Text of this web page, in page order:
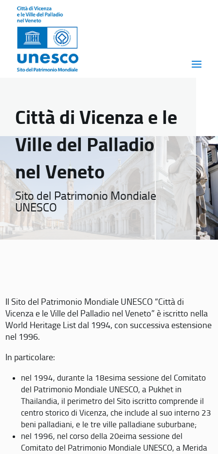
Città di Vicenza e le
Ville del Palladio
nel Veneto
Sito del Patrimonio Mondiale
UNESCO
Il Sito del Patrimonio Mondiale UNESCO “Città di
Vicenza e le Ville del Palladio nel Veneto” è iscritto nella
World Heritage List dal 1994, con successiva estensione
nel 1996.
In particolare:
nel 1994, durante la 18esima sessione del Comitato
del Patrimonio Mondiale UNESCO, a Pukhet in
Thailandia, il perimetro del Sito iscritto comprende il
centro storico di Vicenza, che include al suo interno 23
beni palladiani, e le tre ville palladiane suburbane;
nel 1996, nel corso della 20eima sessione del
Comitato del Patrimonio Mondiale UNESCO, a Merida